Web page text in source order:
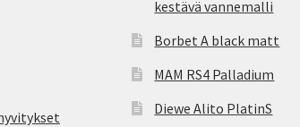
kestävä vannemalli
Borbet A black matt
MAM RS4 Palladium
Diewe Alito PlatinS